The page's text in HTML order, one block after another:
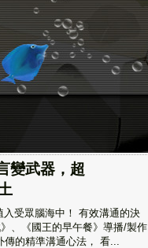
變武器，超
受眾腦海中！ 有效溝通的決
、《國王的早午餐》導播/製作
傳的精準溝通心法， 看...